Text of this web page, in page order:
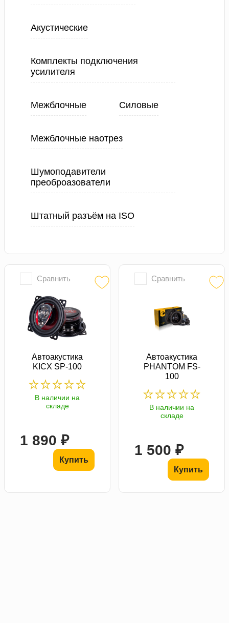
Акустические
Комплекты подключения
усилителя
Межблочные Силовые
Межблочные наотрез
Шумоподавители
преоброазователи
Штатный разъём на ISO
Сравнить
Автоакустика
KICX SP-100
В наличии на
складе
1 890 ₽
Купить
Сравнить
Автоакустика
PHANTOM FS-
100
В наличии на
складе
1 500 ₽
Купить